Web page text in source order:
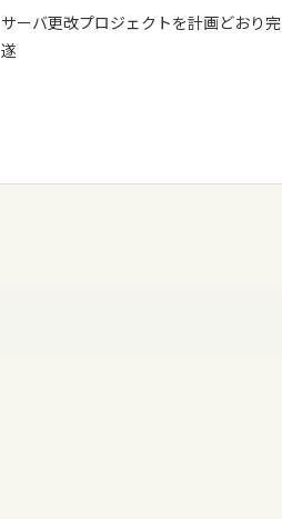
サーバ更改プロジェクトを計画どおり完
遂